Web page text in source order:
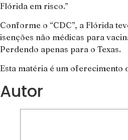
Flórida em risco.”
Conforme o “CDC”, a Flórida
isenções não médicas para
Perdendo apenas para o Texas.
Esta matéria é um oferecimento
Autor